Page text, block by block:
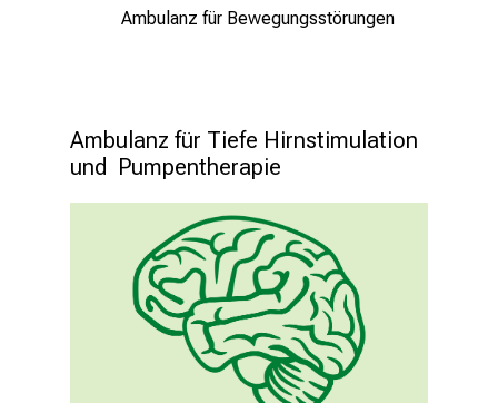
Weltparkinsontag: Fortschritte in
der Diagnostik und Behandlung
von Parkinson
8.4.2024
Zum Weltparkinsontag am 11. April erläutert
der Neurologe Prof. Günter Höglinger,
Direktor der Neurologischen Klinik am LMU
Ambulanz für Bewegungsstörungen
Ambulanz für Tiefe Hirnstimulation
und  Pumpentherapie